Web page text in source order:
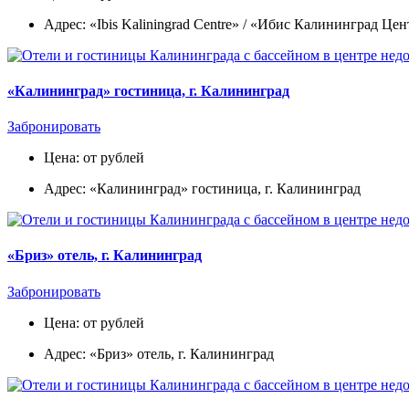
Адрес: «Ibis Kaliningrad Centre» / «Ибис Калининград
«Калининград» гостиница, г. Калининград
Забронировать
Цена: от рублей
Адрес: «Калининград» гостиница, г. Калининград
«Бриз» отель, г. Калининград
Забронировать
Цена: от рублей
Адрес: «Бриз» отель, г. Калининград